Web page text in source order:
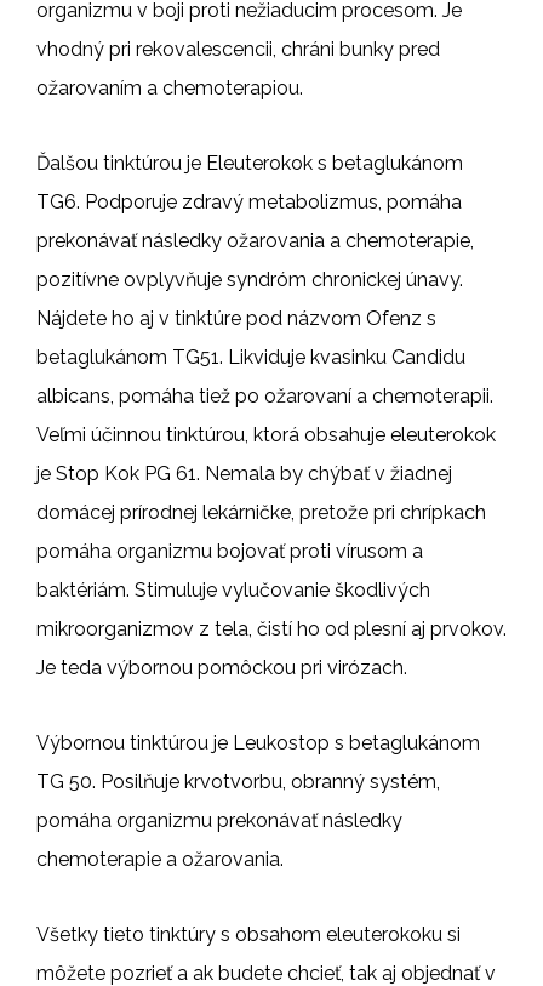
organizmu v boji proti nežiaducim procesom. Je
vhodný pri rekovalescencii, chráni bunky pred
ožarovaním a chemoterapiou.
Ďalšou tinktúrou je Eleuterokok s betaglukánom
TG6. Podporuje zdravý metabolizmus, pomáha
prekonávať následky ožarovania a chemoterapie,
pozitívne ovplyvňuje syndróm chronickej únavy.
Nájdete ho aj v tinktúre pod názvom Ofenz s
betaglukánom TG51. Likviduje kvasinku Candidu
albicans, pomáha tiež po ožarovaní a chemoterapii.
Veľmi účinnou tinktúrou, ktorá obsahuje eleuterokok
je Stop Kok PG 61. Nemala by chýbať v žiadnej
domácej prírodnej lekárničke, pretože pri chrípkach
pomáha organizmu bojovať proti vírusom a
baktériám. Stimuluje vylučovanie škodlivých
mikroorganizmov z tela, čistí ho od plesní aj prvokov.
Je teda výbornou pomôckou pri virózach.
Výbornou tinktúrou je Leukostop s betaglukánom
TG 50. Posilňuje krvotvorbu, obranný systém,
pomáha organizmu prekonávať následky
chemoterapie a ožarovania.
Všetky tieto tinktúry s obsahom eleuterokoku si
môžete pozrieť a ak budete chcieť, tak aj objednať v